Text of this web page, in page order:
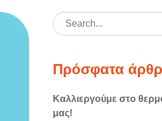
Search
for:
Πρόσφατα
Καλλιεργούμε στο
μας!